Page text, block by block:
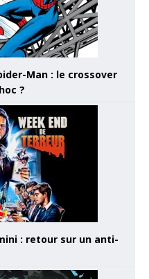
Man : le crossover
?
: retour sur un anti-